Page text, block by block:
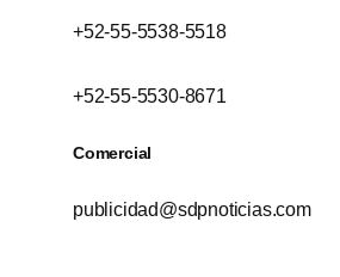
+52-55-5538-5518
+52-55-5530-8671
Comercial
publicidad@sdpnoticias.com